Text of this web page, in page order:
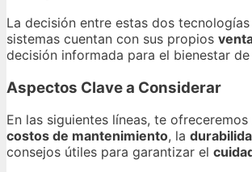
La decisión entre estas dos
sistemas cuentan con sus propios
decisión informada para el bienestar
Aspectos Clave a Considerar
En las siguientes líneas, te
costos de mantenimiento, la
consejos útiles para garantizar el